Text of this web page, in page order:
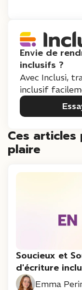
Envie de
inclusifs ?
Avec Inclusi,
inclusif
Ces
plaire
Soucieux et
d'écriture
Emma